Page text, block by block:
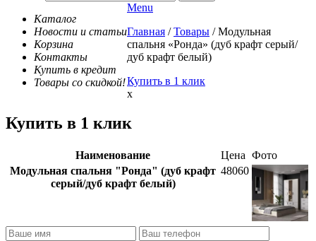
Каталог
Новости и статьи
Корзина
Контакты
Купить в кредит
Товары со скидкой!
Menu
Главная / Товары / Модульная
спальня «Ронда» (дуб крафт серый/
дуб крафт белый)
Купить в 1 клик
x
Купить в 1 клик
Наименование Цена Фото
Модульная спальня "Ронда" (дуб крафт
серый/дуб крафт белый)
48060